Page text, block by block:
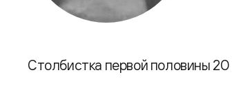
Столбистка первой половины 20